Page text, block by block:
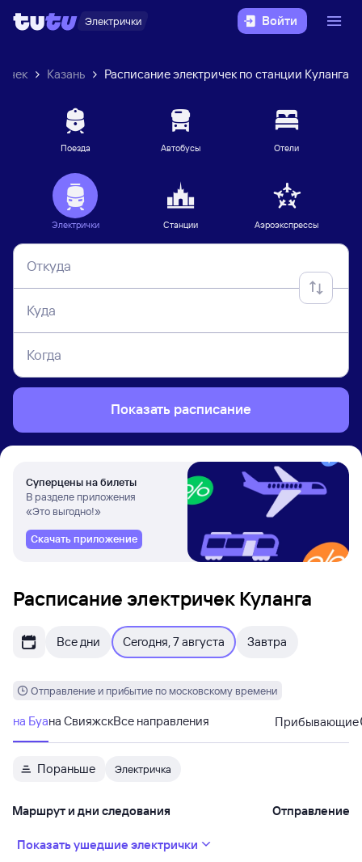
Электрички Войти
Казань Расписание электричек по станции Куланга
Поезда Автобусы Отели
Электрички Станции Аэроэкспрессы
Откуда
Куда
Когда
Показать расписание
Суперцены на билеты
В разделе приложения
«Это выгодно!»
Скачать приложение
Расписание электричек Куланга
Все дни Сегодня, 7 августа Завтра
Отправление и прибытие по московскому времени
на Буана СвияжскВсе направления Прибывающие
Пораньше Электричка
Маршрут и дни следования Отправление
Показать ушедшие электрички